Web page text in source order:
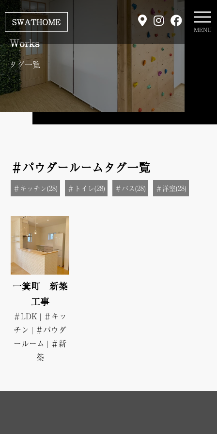
SWATHOME
MENU
Works
タグ一覧
＃パウダールームタグ一覧
＃キッチン(28) ＃トイレ(28) ＃バス(28) ＃洋室(28)
一箕町 新築
工事
＃LDK | ＃キッ
チン | ＃パウダ
ールーム | ＃新
築